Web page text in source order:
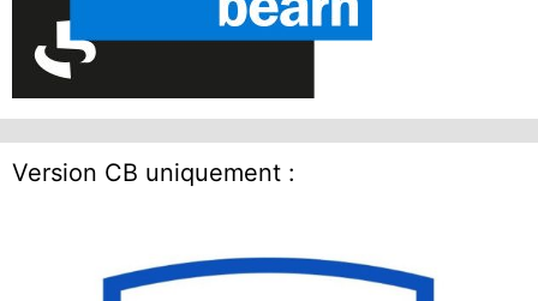
Version CB uniquement :